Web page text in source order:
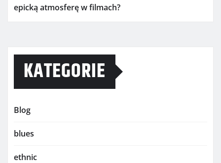
epicką atmosferę w filmach?
KATEGORIE
Blog
blues
ethnic